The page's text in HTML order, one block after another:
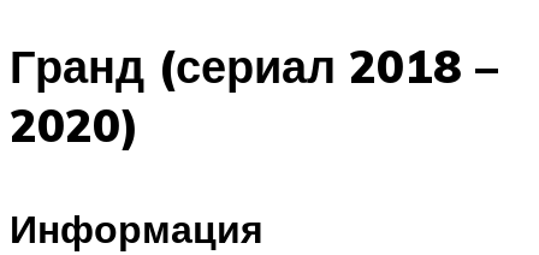
Гранд (сериал 2018 –
2020)
Информация